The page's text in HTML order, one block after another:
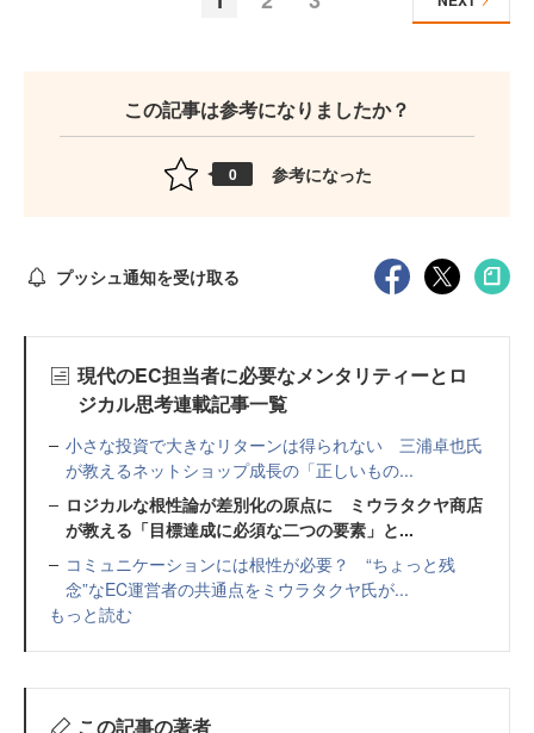
この記事は参考になりましたか？
0 参考になった
プッシュ通知を受け取る
現代のEC担当者に必要なメンタリティーとロ
ジカル思考連載記事一覧
小さな投資で大きなリターンは得られない 三浦卓也氏
が教えるネットショップ成長の「正しいもの...
ロジカルな根性論が差別化の原点に ミウラタクヤ商店
が教える「目標達成に必須な二つの要素」と...
コミュニケーションには根性が必要？ “ちょっと残
念”なEC運営者の共通点をミウラタクヤ氏が...
もっと読む
この記事の著者